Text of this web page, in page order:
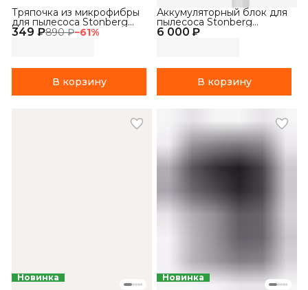
349 ₽890 ₽−61%
Тряпочка из микрофибры
для пылесоса Stonberg
V400
В корзину
6 000 ₽
Аккумуляторный блок для
пылесоса Stonberg
AdvancedMulti V350
В корзину
Новинка Новинка